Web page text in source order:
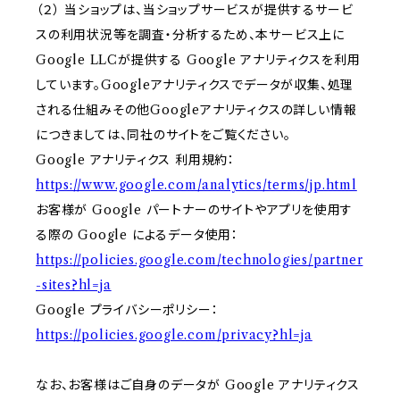
（２） 当ショップは、当ショップサービスが提供するサービ
スの利用状況等を調査・分析するため、本サービス上に
Google LLCが提供する Google アナリティクスを利用
しています。Googleアナリティクスでデータが収集、処理
される仕組みその他Googleアナリティクスの詳しい情報
につきましては、同社のサイトをご覧ください。
Google アナリティクス 利用規約：
https://www.google.com/analytics/terms/jp.html
お客様が Google パートナーのサイトやアプリを使用す
る際の Google によるデータ使用：
https://policies.google.com/technologies/partner
-sites?hl=ja
Google プライバシーポリシー：
https://policies.google.com/privacy?hl=ja
なお、お客様はご自身のデータが Google アナリティクス